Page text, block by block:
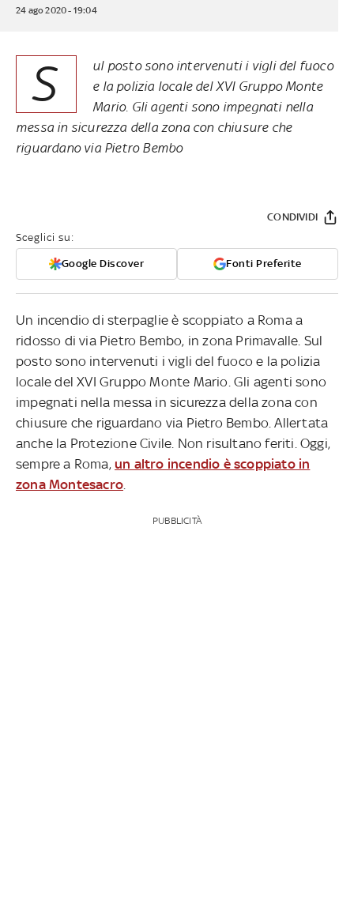
24 ago 2020 - 19:04
S
ul posto sono intervenuti i vigli del fuoco
e la polizia locale del XVI Gruppo Monte
Mario. Gli agenti sono impegnati nella
messa in sicurezza della zona con chiusure che
riguardano via Pietro Bembo
Sceglici su:
Google Discover Fonti Preferite
CONDIVIDI
Un incendio di sterpaglie è scoppiato a Roma a
ridosso di via Pietro Bembo, in zona Primavalle. Sul
posto sono intervenuti i vigli del fuoco e la polizia
locale del XVI Gruppo Monte Mario. Gli agenti sono
impegnati nella messa in sicurezza della zona con
chiusure che riguardano via Pietro Bembo. Allertata
anche la Protezione Civile. Non risultano feriti. Oggi,
sempre a Roma, un altro incendio è scoppiato in
zona Montesacro
PUBBLICITÀ